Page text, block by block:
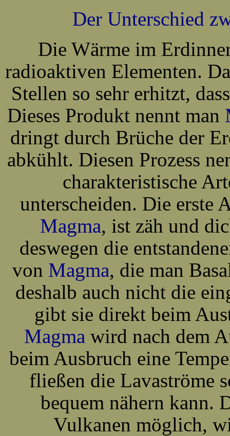
Der Unterschied
Die Wärme im
radioaktiven Elementen.
Stellen so sehr erhitzt,
Dieses Produkt nennt man
dringt durch Brüche der
abkühlt. Diesen Prozess
charakteristische
unterscheiden. Die erste
Magma, ist zäh und
deswegen die
von Magma, die man
deshalb auch nicht die
gibt sie direkt beim
Magma wird nach dem
beim Ausbruch eine
fließen die Lavaströme
bequem nähern kann.
Vulkanen möglich,